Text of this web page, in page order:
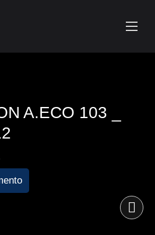
A.ECO 103 _